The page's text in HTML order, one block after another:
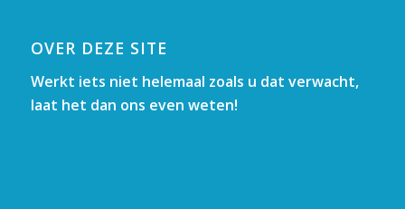
OVER DEZE SITE
Werkt iets niet helemaal zoals u dat verwacht,
laat het dan ons even weten!